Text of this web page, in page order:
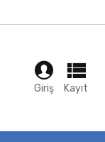
Giriş Kayıt